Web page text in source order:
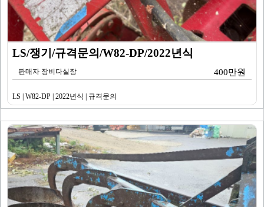
LS/쟁기/규격문의/W82-DP/2022년식
판매자 장비다실장 400만원
LS | W82-DP | 2022년식 | 규격문의